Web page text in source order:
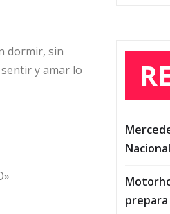
dormir, sin
y amar lo
prepara